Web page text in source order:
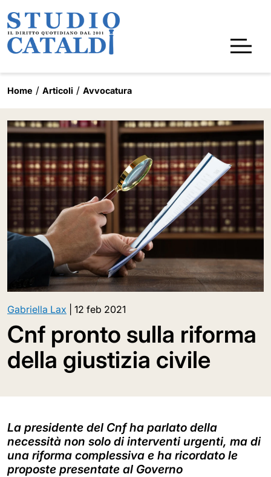
Home Articoli Avvocatura
Gabriella Lax 12 feb 2021
Cnf pronto sulla riforma
della giustizia civile
La presidente del Cnf ha parlato della
necessità non solo di interventi urgenti, ma di
una riforma complessiva e ha ricordato le
proposte presentate al Governo